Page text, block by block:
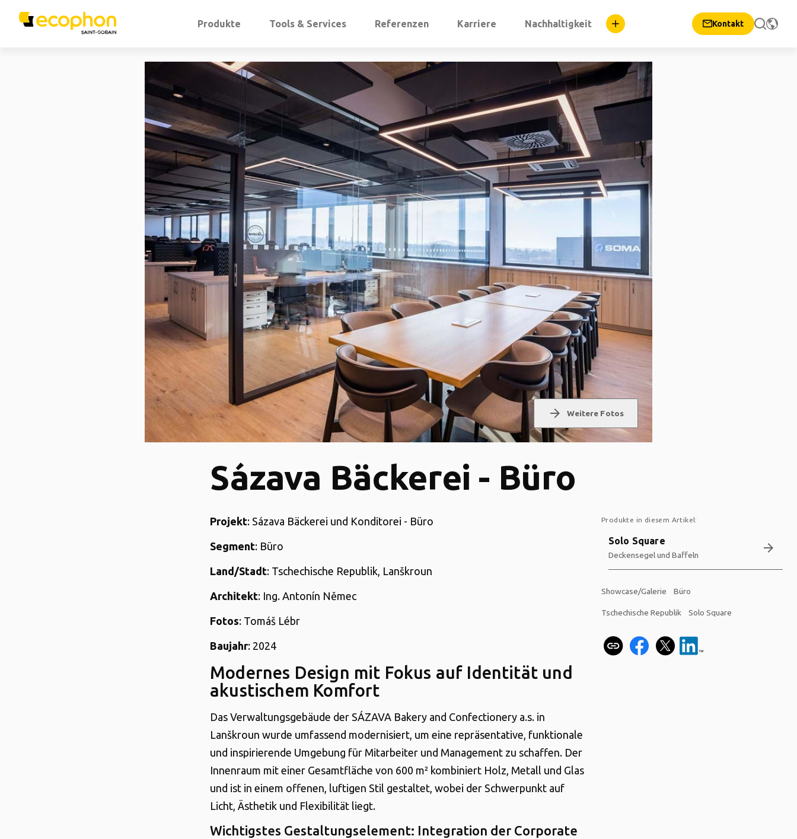
Produkte Tools & Services Referenzen Karriere Nachhaltigkeit Kontakt
arrow_forward Weitere Fotos
Sázava Bäckerei - Büro
Projekt: Sázava Bäckerei und Konditorei - Büro
Segment: Büro
Land/Stadt: Tschechische Republik, Lanškroun
Architekt: Ing. Antonín Němec
Fotos: Tomáš Lébr
Baujahr: 2024
Modernes Design mit Fokus auf Identität und
akustischem Komfort
Das Verwaltungsgebäude der SÁZAVA Bakery and Confectionery a.s. in
Lanškroun wurde umfassend modernisiert, um eine repräsentative, funktionale
und inspirierende Umgebung für Mitarbeiter und Management zu schaffen. Der
Innenraum mit einer Gesamtfläche von 600 m² kombiniert Holz, Metall und Glas
und ist in einem offenen, luftigen Stil gestaltet, wobei der Schwerpunkt auf
Licht, Ästhetik und Flexibilität liegt.
Wichtigstes Gestaltungselement: Integration der Corporate
Produkte in diesem Artikel:
Solo Square
Deckensegel und Baffeln arrow_forward
Showcase/Galerie Büro
Tschechische Republik Solo Square